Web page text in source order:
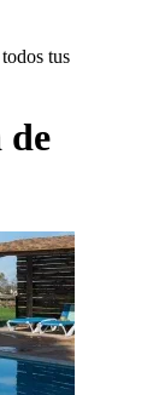
tus
de